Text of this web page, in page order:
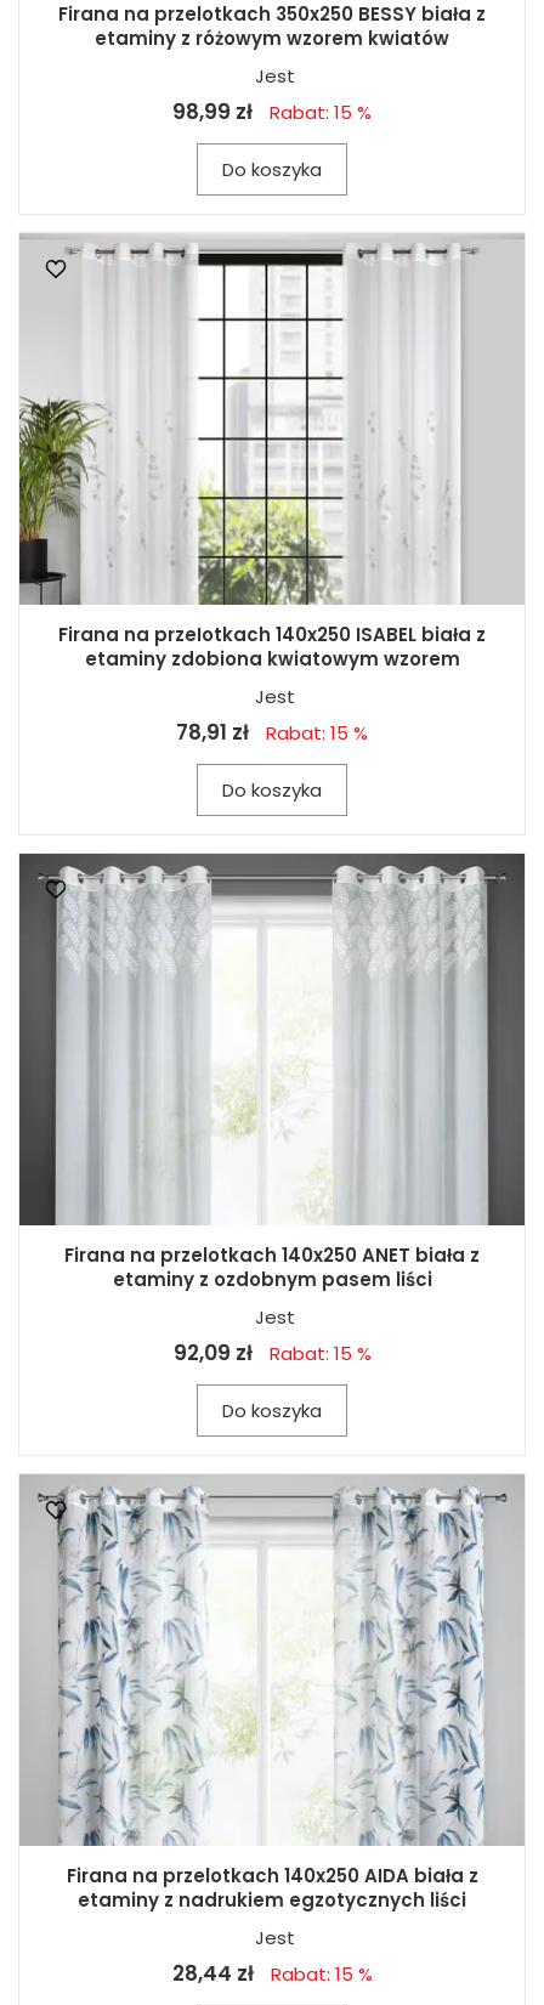
Firana na przelotkach 350x250 BESSY biała z
etaminy z różowym wzorem kwiatów
Jest
98,99 zł Rabat: 15 %
Do koszyka
Firana na przeIotkach 140x250 ISABEL biała z
etaminy zdobiona kwiatowym wzorem
Jest
78,91 zł Rabat: 15 %
Do koszyka
Firana na przelotkach 140x250 ANET biała z
etaminy z ozdobnym pasem liści
Jest
92,09 zł Rabat: 15 %
Do koszyka
Firana na przelotkach 140x250 AIDA biała z
etaminy z nadrukiem egzotycznych liści
Jest
28,44 zł Rabat: 15 %